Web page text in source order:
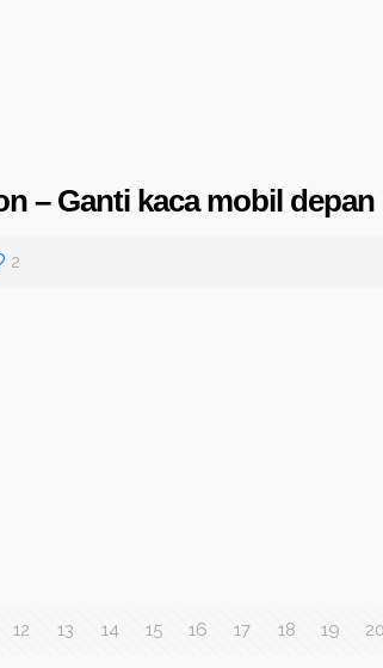
– Ganti kaca mobil depan
2
12 13 14 15 16 17 18 19 20